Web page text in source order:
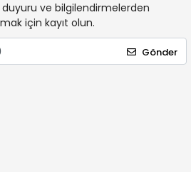
ve bilgilendirmelerden
için kayıt olun.
Gönder